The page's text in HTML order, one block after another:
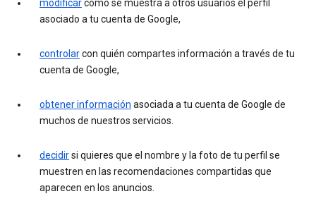
modificarcómo se muestra a otros usuarios el perfil
asociado a tu cuenta de Google,
controlarcon quién compartes información a través de tu
cuenta de Google,
obtener información asociada a tu cuenta de Google de
muchos de nuestros servicios.
decidirsi quieres que el nombre y la foto de tu perfil se
muestren en las recomendaciones compartidas que
aparecen en los anuncios.